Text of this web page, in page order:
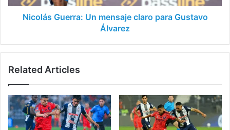
Nicolás Guerra: Un mensaje claro para Gustavo
Álvarez
Related Articles